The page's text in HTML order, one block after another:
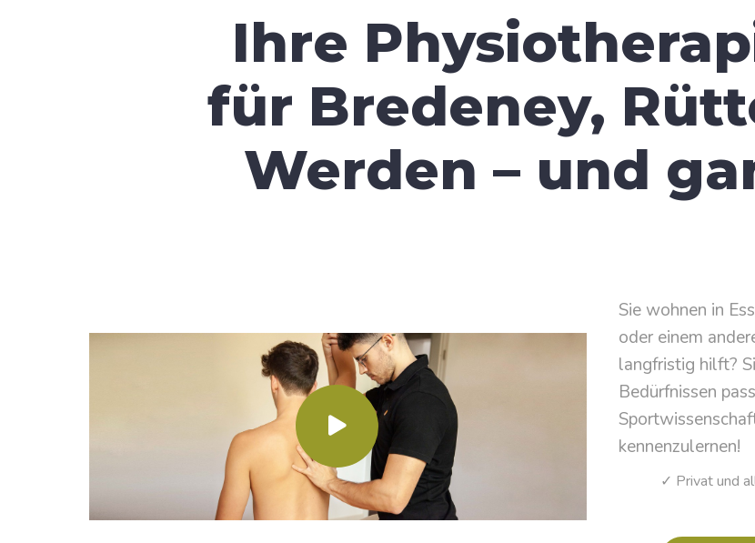
Ihre
für Bredeney,
Werden – und
Sie wohnen in
oder einem
langfristig hilft?
Bedürfnissen
kennenzulernen!
✓ Privat und